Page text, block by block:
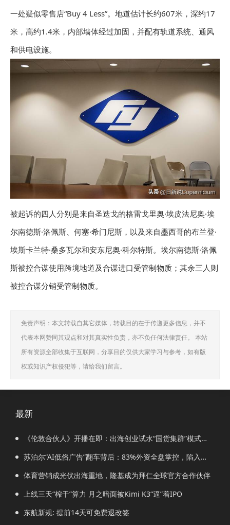
一处疑似零售店“Buy 4 Less”。地道估计长约607米，深约17
米，高约1.4米，内部墙体经过加固，并配有轨道系统、通风
和供电设施。
被起诉的四人分别是来自圣迭戈的格雷戈里奥·埃皮法尼奥·埃
尔南德斯·洛佩斯、何塞·希门尼斯，以及来自墨西哥的布兰登·
埃斯卡兰特·桑多瓦尔和安东尼奥·科尔特斯。埃尔南德斯·洛佩
斯被控合谋使用跨境地道及合谋进口受管制物质；其余三人则
被控合谋分销受管制物质。
免责声明：本文转载自其它媒体，转载目的在于传递更多信息，并不
代表本网赞同其观点和对其真实性负责，亦不负任何法律责任。 本站
所有资源全部收集于互联网，分享目的仅供大家学习与参考，如有版
权或知识产权侵犯等，请给我们留言。
最新
《伦敦合伙人》开播在即：出海创业试水“国货集群”模式，
带动入境消费反向种草
苏泊尔“AI低俗广告”翻车背后：83%外资全盘掌控，陷入流
量内卷、质量频发的负循环
体育营销成光伏出海重地，隆基成为拜仁全球官方合作伙伴
上线三天“榨干”算力 月之暗面被Kimi K3“逼”着IPO
东航新规: 提前14天可免费退改签